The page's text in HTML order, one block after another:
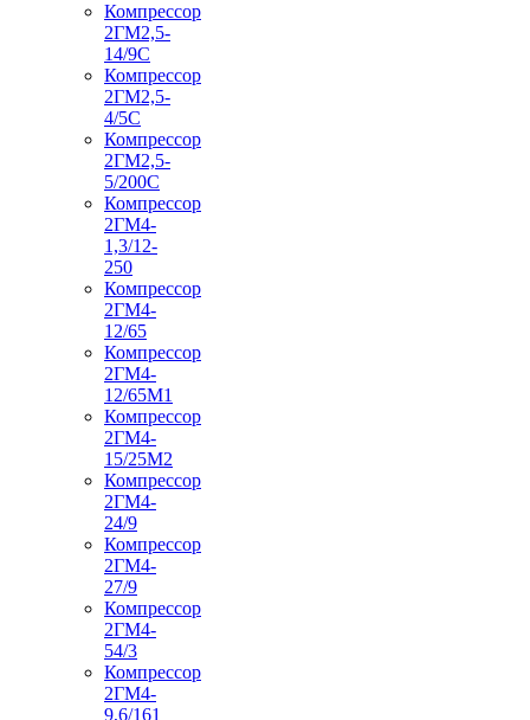
Компрессор
2ГМ2,5-
14/9С
Компрессор
2ГМ2,5-
4/5С
Компрессор
2ГМ2,5-
5/200С
Компрессор
2ГМ4-
1,3/12-
250
Компрессор
2ГМ4-
12/65
Компрессор
2ГМ4-
12/65М1
Компрессор
2ГМ4-
15/25М2
Компрессор
2ГМ4-
24/9
Компрессор
2ГМ4-
27/9
Компрессор
2ГМ4-
54/3
Компрессор
2ГМ4-
9,6/161